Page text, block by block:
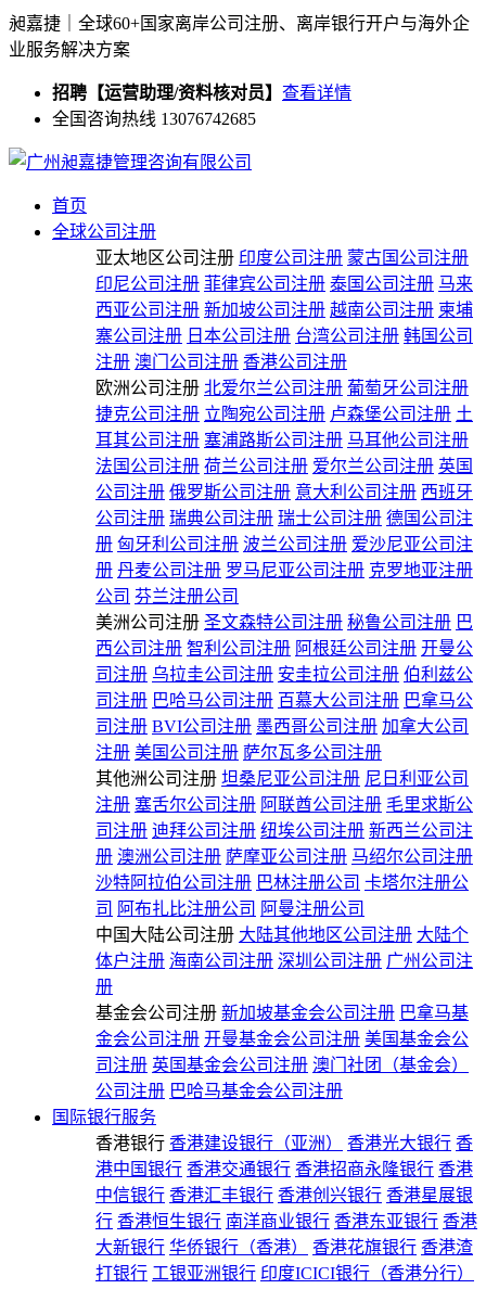
昶嘉捷｜全球60+国家离岸公司注册、离岸银行开户与海外企
业服务解决方案
招聘【运营助理/资料核对员】 查看详情
全国咨询热线 13076742685
首页
全球公司注册
亚太地区公司注册 印度公司注册 蒙古国公司注册
印尼公司注册 菲律宾公司注册 泰国公司注册 马来
西亚公司注册 新加坡公司注册 越南公司注册 柬埔
寨公司注册 日本公司注册 台湾公司注册 韩国公司
注册 澳门公司注册 香港公司注册
欧洲公司注册 北爱尔兰公司注册 葡萄牙公司注册
捷克公司注册 立陶宛公司注册 卢森堡公司注册 土
耳其公司注册 塞浦路斯公司注册 马耳他公司注册
法国公司注册 荷兰公司注册 爱尔兰公司注册 英国
公司注册 俄罗斯公司注册 意大利公司注册 西班牙
公司注册 瑞典公司注册 瑞士公司注册 德国公司注
册 匈牙利公司注册 波兰公司注册 爱沙尼亚公司注
册 丹麦公司注册 罗马尼亚公司注册 克罗地亚注册
公司 芬兰注册公司
美洲公司注册 圣文森特公司注册 秘鲁公司注册 巴
西公司注册 智利公司注册 阿根廷公司注册 开曼公
司注册 乌拉圭公司注册 安圭拉公司注册 伯利兹公
司注册 巴哈马公司注册 百慕大公司注册 巴拿马公
司注册 BVI公司注册 墨西哥公司注册 加拿大公司
注册 美国公司注册 萨尔瓦多公司注册
其他洲公司注册 坦桑尼亚公司注册 尼日利亚公司
注册 塞舌尔公司注册 阿联酋公司注册 毛里求斯公
司注册 迪拜公司注册 纽埃公司注册 新西兰公司注
册 澳洲公司注册 萨摩亚公司注册 马绍尔公司注册
沙特阿拉伯公司注册 巴林注册公司 卡塔尔注册公
司 阿布扎比注册公司 阿曼注册公司
中国大陆公司注册 大陆其他地区公司注册 大陆个
体户注册 海南公司注册 深圳公司注册 广州公司注
册
基金会公司注册 新加坡基金会公司注册 巴拿马基
金会公司注册 开曼基金会公司注册 美国基金会公
司注册 英国基金会公司注册 澳门社团（基金会）
公司注册 巴哈马基金会公司注册
国际银行服务
香港银行 香港建设银行（亚洲） 香港光大银行 香
港中国银行 香港交通银行 香港招商永隆银行 香港
中信银行 香港汇丰银行 香港创兴银行 香港星展银
行 香港恒生银行 南洋商业银行 香港东亚银行 香港
大新银行 华侨银行（香港） 香港花旗银行 香港渣
打银行 工银亚洲银行 印度ICICI银行（香港分行）